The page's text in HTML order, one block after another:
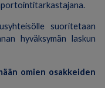
suoritetaan
hyväksymän laskun
omien osakkeiden